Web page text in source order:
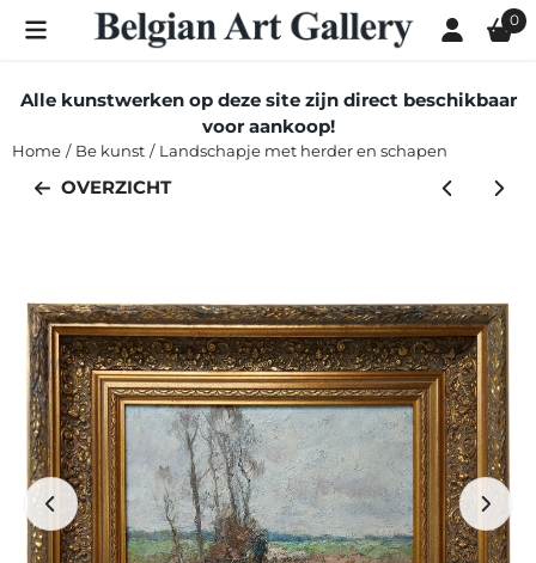
Cookievoorkeuren zijn momenteel gesloten. 0
Alle kunstwerken op deze site zijn direct beschikbaar
voor aankoop!
Home / Be kunst / Landschapje met herder en schapen
OVERZICHT